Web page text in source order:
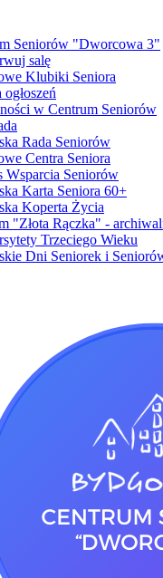
Seniorów "Dworcowa 3"
salę
Klubiki Seniora
w Centrum Seniorów
Rada Seniorów
Centra Seniora
Wsparcia Seniorów
Karta Seniora 60+
Koperta Życia
"Złota Rączka" -
Trzeciego Wieku
Dni Seniorek i